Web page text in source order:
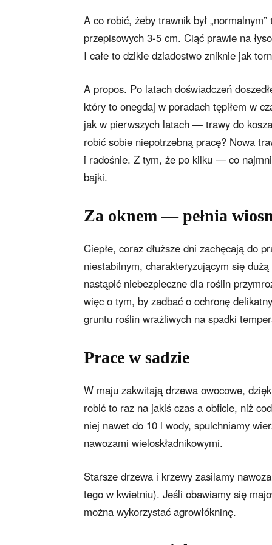
A co robić, żeby trawnik był
przepisowych 3-5 cm. Ciąć prawie na
I całe to dzikie dziadostwo zniknie jak
A propos. Po latach doświadczeń
który to onegdaj w poradach tępiłem w
jak w pierwszych latach — trawy do
robić sobie niepotrzebną pracę? Nowa
i radośnie. Z tym, że po kilku — co
bajki.
Za oknem — pełnia
Ciepłe, coraz dłuższe dni zachęcają do
niestabilnym, charakteryzującym się
nastąpić niebezpieczne dla roślin
więc o tym, by zadbać o ochronę
gruntu roślin wrażliwych na spadki
Prace w sadzie
W maju zakwitają drzewa owocowe,
robić to raz na jakiś czas a obficie, niż
niej nawet do 10 l wody, spulchniamy
nawozami wieloskładnikowymi.
Starsze drzewa i krzewy zasilamy
tego w kwietniu). Jeśli obawiamy się
można wykorzystać agrowłókninę.